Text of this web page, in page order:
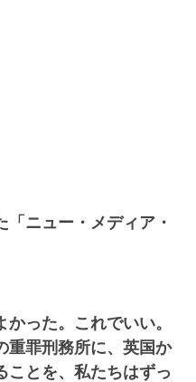
「ニュー・メディア・
った。これでいい。
重罪刑務所に、英国か
ことを、私たちはずっ